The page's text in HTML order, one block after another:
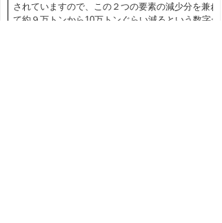
されていますので、この２つの要素の減少分を兼ね
て約９万トンから10万トンぐらい減るという数字が